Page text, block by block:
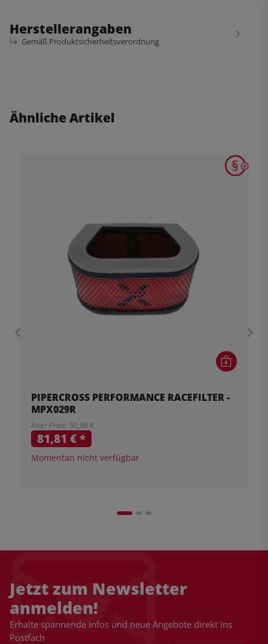
Herstellerangaben
Gemäß Produktsicherheitsverordnung
Ähnliche Artikel
PIPERCROSS PERFORMANCE RACEFILTER -
MPX029R
Alter Preis: 90,90 €
81,81 €*
Momentan nicht verfügbar
Jetzt zum Newsletter
anmelden!
Erhalte spannende Infos und neue Angebote direkt ins
Postfach